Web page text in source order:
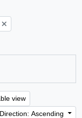
view
Direction: Ascending